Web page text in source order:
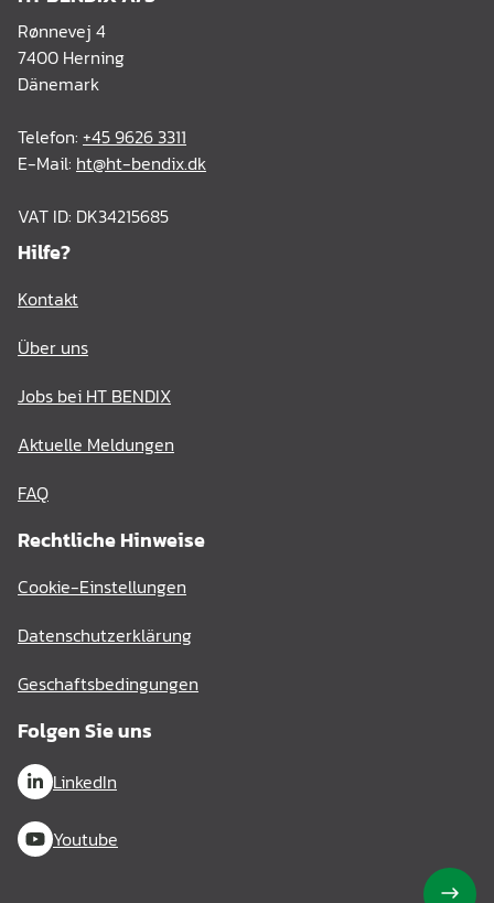
Rønnevej 4
7400 Herning
Dänemark
Telefon: +45 9626 3311
E-Mail: ht@ht-bendix.dk
VAT ID: DK34215685
Hilfe?
Kontakt
Über uns
Jobs bei HT BENDIX
Aktuelle Meldungen
FAQ
Rechtliche Hinweise
Cookie-Einstellungen
Datenschutzerklärung
Geschaftsbedingungen
Folgen Sie uns
LinkedIn
Youtube